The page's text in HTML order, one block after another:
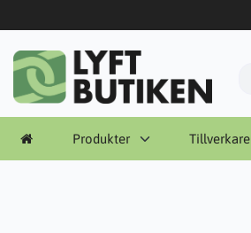
Produkter Tillverkare